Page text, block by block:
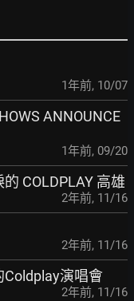
1年前, 10/07
ANNOUNCE
1年前, 09/20
COLDPLAY 高雄
2年前, 11/16
2年前, 11/16
Coldplay演唱會
2年前, 11/16